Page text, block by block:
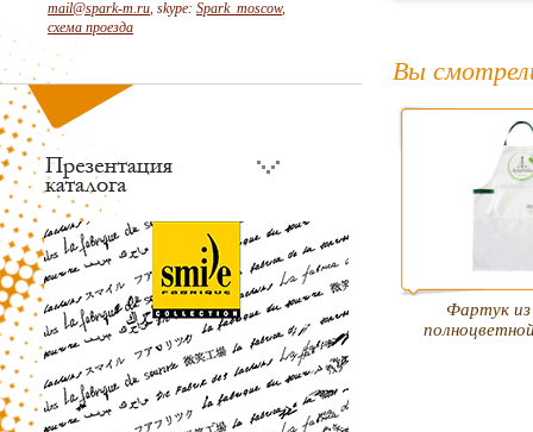
mail@spark-m.ru, skype: Spark_moscow,
схема проезда
Вы
Фартук